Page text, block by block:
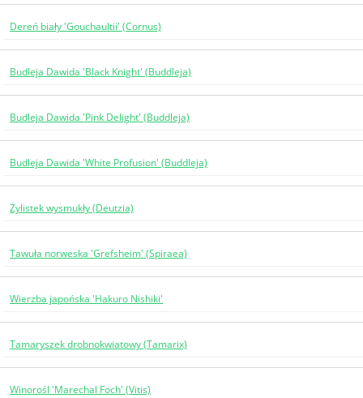
Dereń biały 'Gouchaultii' (Cornus)
Budleja Dawida 'Black Knight' (Buddleja)
Budleja Dawida 'Pink Delight' (Buddleja)
Budleja Dawida 'White Profusion' (Buddleja)
Żylistek wysmukły (Deutzia)
Tawuła norweska 'Grefsheim' (Spiraea)
Wierzba japońska 'Hakuro Nishiki'
Tamaryszek drobnokwiatowy (Tamarix)
Winorośl 'Marechal Foch' (Vitis)